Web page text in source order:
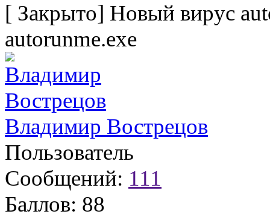
[ Закрыто] Новый вирус
autorunme.exe
Владимир Вострецов
Пользователь
Сообщений: 111
Баллов: 88